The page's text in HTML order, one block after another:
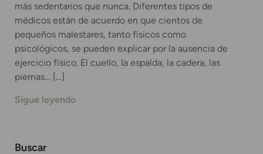
más sedentarios que nunca. Diferentes tipos de
médicos están de acuerdo en que cientos de
pequeños malestares, tanto físicos como
psicológicos, se pueden explicar por la ausencia de
ejercicio físico. El cuello, la espalda, la cadera, las
piernas… […]
Sigue leyendo
Buscar